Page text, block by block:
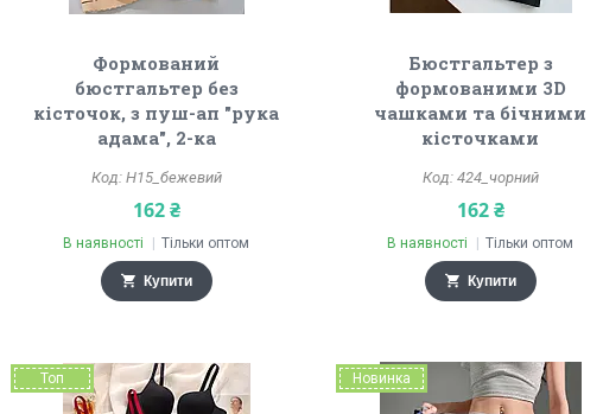
Формований
бюстгальтер без
кісточок, з пуш-ап "рука
адама", 2-ка
Н15_бежевий
162 ₴
В наявності Тільки оптом
Купити
Бюстгальтер з
формованими 3D
чашками та бічними
кісточками
424_чорний
162 ₴
В наявності Тільки оптом
Купити
Топ Новинка